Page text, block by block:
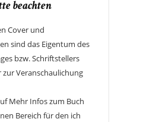
beachten
Cover und
sind das Eigentum des
bzw. Schriftstellers
Veranschaulichung
Mehr Infos zum Buch
Bereich für den ich